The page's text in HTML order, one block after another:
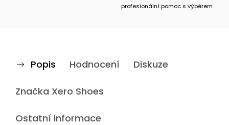
profesionální pomoc s výběrem
Popis Hodnocení Diskuze
Značka Xero Shoes
Ostatní informace